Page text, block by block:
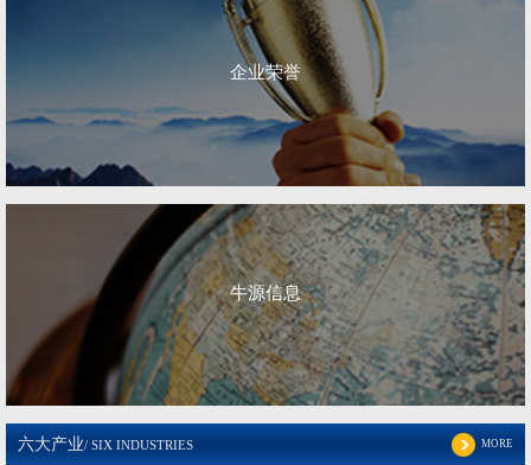
企业荣誉
牛源信息
六大产业/ SIX INDUSTRIES MORE